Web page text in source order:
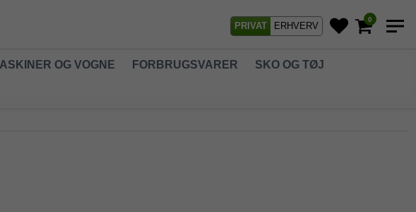
PRIVAT ERHVERV
0
OG VOGNE FORBRUGSVARER SKO OG TØJ